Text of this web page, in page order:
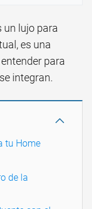
un lujo para
es una
para
integran.
tu Home
de la